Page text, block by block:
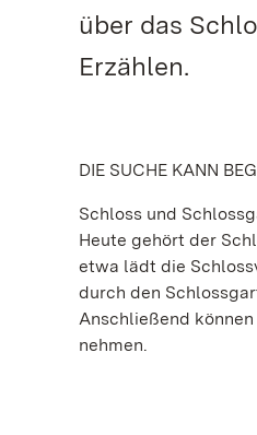
über das
Erzählen.
DIE SUCHE KANN
Schloss und
Heute gehört der
etwa lädt die
durch den
Anschließend
nehmen.